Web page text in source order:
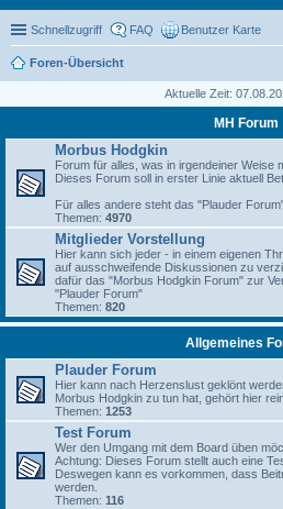
Schnellzugriff FAQ Benutzer Karte
Foren-Übersicht
Aktuelle Zeit:
MH Forum
Morbus Hodgkin
Forum für alles, was in irgendeiner Weise
Dieses Forum soll in erster Linie aktuell
Für alles andere steht das "Plauder
Themen: 4970
Mitglieder Vorstellung
Hier kann sich jeder - in einem eigenen
auf ausschweifende Diskussionen zu
dafür das "Morbus Hodgkin Forum" zur
"Plauder Forum"
Themen: 820
Allgemeines
Plauder Forum
Hier kann nach Herzenslust geklönt
Morbus Hodgkin zu tun hat, gehört hier
Themen: 1253
Test Forum
Wer den Umgang mit dem Board üben
Achtung: Dieses Forum stellt auch eine
Deswegen kann es vorkommen, dass
werden.
Themen: 116